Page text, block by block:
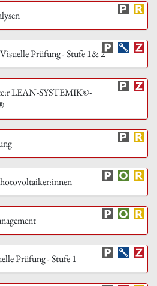
Prüfung - Stufe 1& 2
LEAN-SYSTEMIK©-
Prüfung - Stufe 1